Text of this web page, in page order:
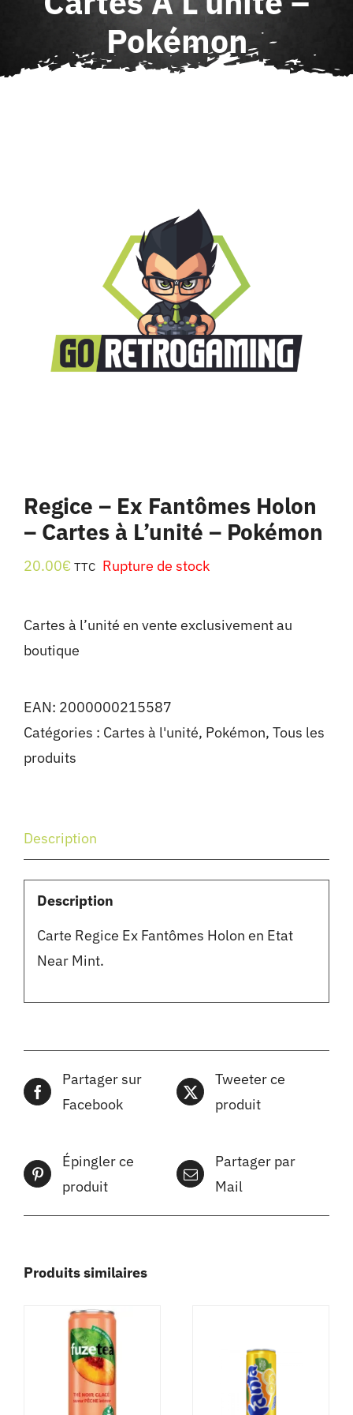
Agenda
Contact
Pokémon
Regice – Ex Fantômes Holon
– Cartes à L’unité – Pokémon
20.00€ TTC Rupture de stock
Cartes à l’unité en vente exclusivement au
boutique
EAN: 2000000215587
Catégories : Cartes à l'unité, Pokémon, Tous les
produits
Description
Description
Carte Regice Ex Fantômes Holon en Etat
Near Mint.
Partager sur
Facebook
Tweeter ce
produit
Épingler ce
produit
Partager par
Mail
Produits similaires